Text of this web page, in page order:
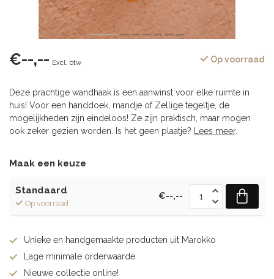
€--,-- Excl. btw Op voorraad
Deze prachtige wandhaak is een aanwinst voor elke ruimte in
huis! Voor een handdoek, mandje of Zellige tegeltje, de
mogelijkheden zijn eindeloos! Ze zijn praktisch, maar mogen
ook zeker gezien worden. Is het geen plaatje? Lees meer.
Maak een keuze
Standaard
Op voorraad
€--,--
Unieke en handgemaakte producten uit Marokko
Lage minimale orderwaarde
Nieuwe collectie online!